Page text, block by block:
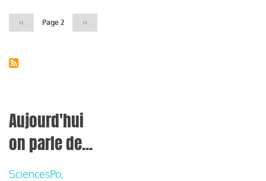
Page
précédente
‹‹ Page 2
Page
››
Aujourd'hui
on parle de...
SciencesPo,